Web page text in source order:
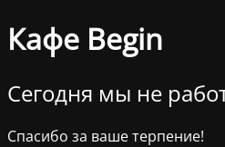
Кафе Begin
Сегодня мы не
Спасибо за ваше терпение!